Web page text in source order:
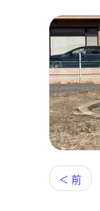
< 前